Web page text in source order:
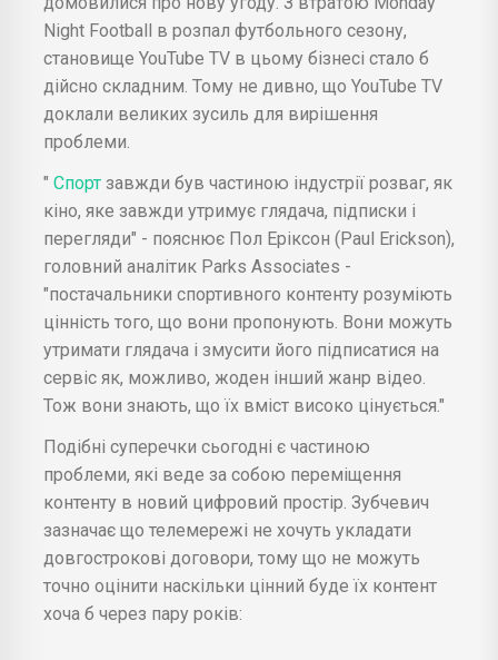
Night Football в розпал футбольного сезону,
становище YouTube TV в цьому бізнесі стало б
дійсно складним. Тому не дивно, що YouTube TV
доклали великих зусиль для вирішення
проблеми.
" Спорт завжди був частиною індустрії розваг, як
кіно, яке завжди утримує глядача, підписки і
перегляди" - пояснює Пол Еріксон (Paul Erickson),
головний аналітик Parks Associates -
"постачальники спортивного контенту розуміють
цінність того, що вони пропонують. Вони можуть
утримати глядача і змусити його підписатися на
сервіс як, можливо, жоден інший жанр відео.
Тож вони знають, що їх вміст високо цінується."
Подібні суперечки сьогодні є частиною
проблеми, які веде за собою переміщення
контенту в новий цифровий простір. Зубчевич
зазначає що телемережі не хочуть укладати
довгострокові договори, тому що не можуть
точно оцінити наскільки цінний буде їх контент
хоча б через пару років: